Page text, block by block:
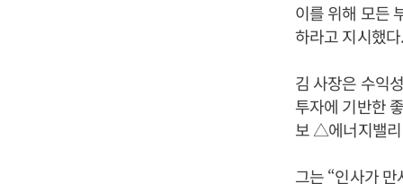
이를 위해 모든
하라고 지시했다.
김 사장은 수익
투자에 기반한
보 △에너지밸리
그는 “인사가